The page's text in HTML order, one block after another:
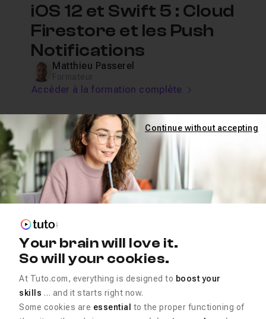
iOS 12 et Swift 5 : Cloud
Firestore et les Push
Notifications
Matthieu Passerel
Accéder à la formation complète